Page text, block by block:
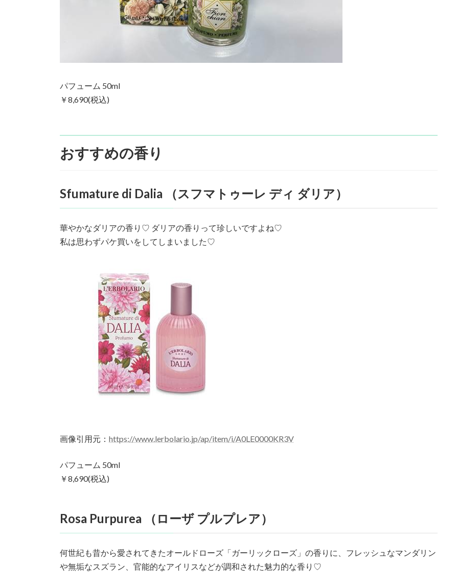
パフューム 50ml
￥8,690(税込)
おすすめの香り
Sfumature di Dalia （スフマトゥーレ ディ ダリア）
華やかなダリアの香り♡ ダリアの香りって珍しいですよね♡
私は思わずパケ買いをしてしまいました♡
画像引用元： https://www.lerbolario.jp/ap/item/i/A0LE0000KR3V
パフューム 50ml
￥8,690(税込)
Rosa Purpurea （ローザ プルプレア）
何世紀も昔から愛されてきたオールドローズ「ガーリックローズ」の香りに、フレッシュなマンダリン
や無垢なスズラン、官能的なアイリスなどが調和された魅力的な香り♡